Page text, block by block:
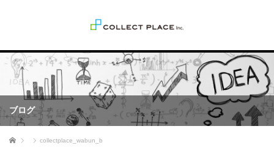
ブログ
ホーム collectplace_wabun_b